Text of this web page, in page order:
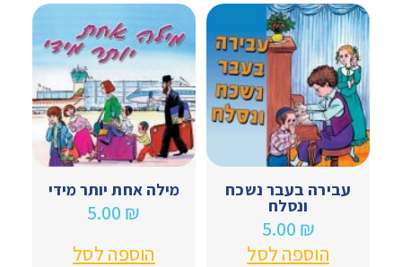
עבירה בעבר נשכח
ונסלח
₪
הוספה לסל
מילה אחת יותר מידי
₪
הוספה לסל